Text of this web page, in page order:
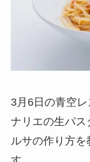
3月6日の青空
ナリエの生パス
ルサの作り方